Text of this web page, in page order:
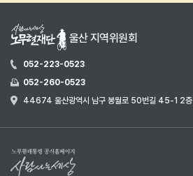
울산 지역위원회
052-223-0523
052-260-0523
44674 울산광역시 남구 봉월로 50번길 45-1 2층